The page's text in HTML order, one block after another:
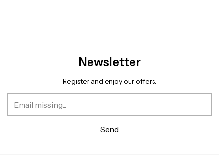
Newsletter
Register and enjoy our offers.